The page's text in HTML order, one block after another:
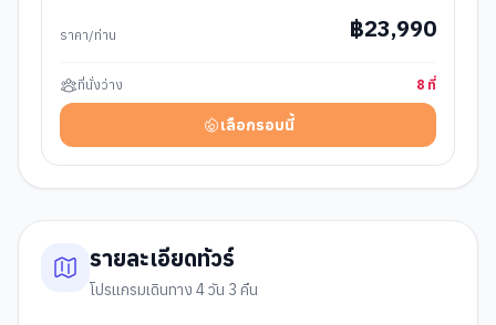
ราคา/ท่าน ฿23,990
ที่นั่งว่าง 8 ที่
เลือกรอบนี้
รายละเอียดทัวร์
โปรแกรมเดินทาง 4 วัน 3 คืน